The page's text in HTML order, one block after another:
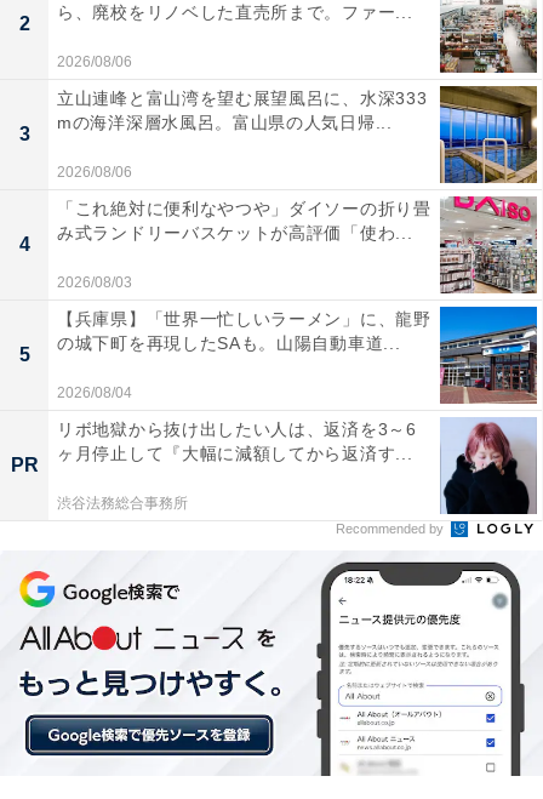
2
ら、廃校をリノベした直売所まで。ファー...
2026/08/06
3
立山連峰と富山湾を望む展望風呂に、水深333
mの海洋深層水風呂。富山県の人気日帰...
2026/08/06
4
「これ絶対に便利なやつや」ダイソーの折り畳
み式ランドリーバスケットが高評価「使わ...
2026/08/03
5
【兵庫県】「世界一忙しいラーメン」に、龍野
の城下町を再現したSAも。山陽自動車道...
2026/08/04
PR
リボ地獄から抜け出したい人は、返済を3～6
ヶ月停止して『大幅に減額してから返済す...
渋谷法務総合事務所
Recommended by